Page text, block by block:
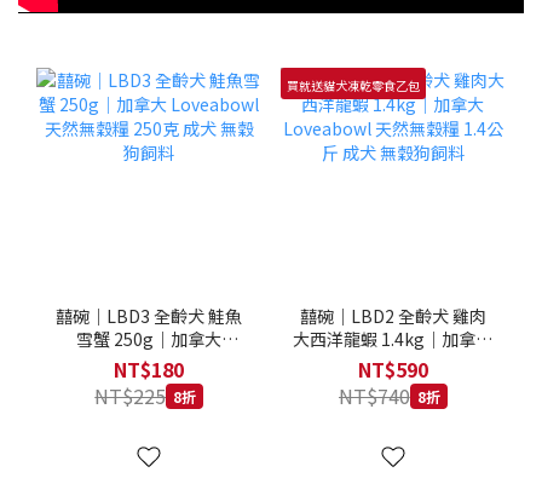
囍碗｜LBD3 全齡犬 鮭魚
雪蟹 250g｜加拿大
Loveabowl 天然無穀糧
250克 成犬 無穀狗飼料
NT$180
NT$225 8折
買就送貓犬凍乾零食乙包
囍碗｜LBD2 全齡犬 雞肉
大西洋龍蝦 1.4kg｜加拿大
Loveabowl 天然無穀糧
1.4公斤 成犬 無穀狗飼料
NT$590
NT$740 8折